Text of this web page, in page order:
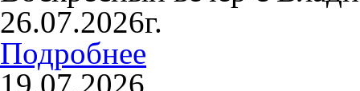
26.07.2026г.
Подробнее